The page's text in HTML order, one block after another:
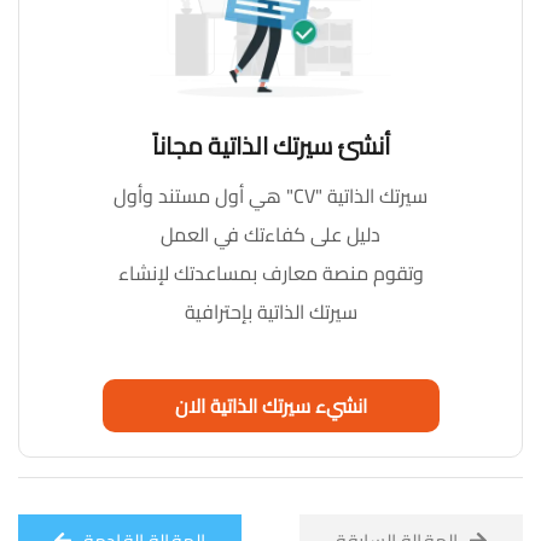
أنشئ سيرتك الذاتية مجاناً
سيرتك الذاتية "CV" هي أول مستند وأول
دليل على كفاءتك في العمل
وتقوم منصة معارف بمساعدتك لإنشاء
سيرتك الذاتية بإحترافية
انشيء سيرتك الذاتية الان